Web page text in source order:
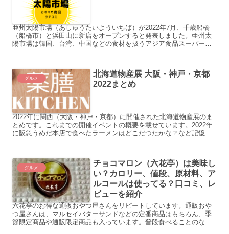
亜州太陽市場（あしゅうたいよういちば）が2022年7月、千歳船橋
（船橋市）と浜田山に新店をオープンすると発表しました。亜州太
陽市場は韓国、台湾、中国などの食材を扱うアジア食品スーパー。
グルメ
北海道物産展 大阪・神戸・京都
2022まとめ
2022年に関西（大阪・神戸・京都）に開催された北海道物産展のま
とめです。これまでの開催イベントの概要を載せています。2022年
に阪急うめだ本店で食べたラーメンはどこだつたかな？など記憶を
グルメ
チョコマロン（六花亭）は美味し
い？カロリー、値段、原材料、ア
ルコールは使ってる？口コミ、レ
ビューを紹介
六花亭のお得な通販おやつ屋さんをリピートしています。通販おや
つ屋さんは、マルセイバターサンドなどの定番商品はもちろん、季
節限定商品や通販限定商品も入っています。普段食べることのない